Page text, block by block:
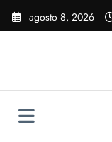
Pular
para
agosto 8, 2026